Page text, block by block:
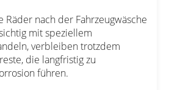
Räder nach der Fahrzeugwäsche
mit speziellem
verbleiben trotzdem
die langfristig zu
führen.